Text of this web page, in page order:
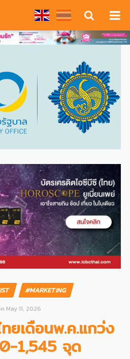
#MARKETING
May 11, 2026
ยเดือนพ.ค.แกว่ง
1,545 จุด